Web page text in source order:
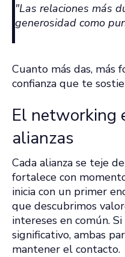
"Las relaciones más
generosidad como
Cuanto más das, más
confianza que te
El networking
alianzas
Cada alianza se teje
fortalece con
inicia con un primer
que descubrimos
intereses en común.
significativo, ambas
mantener el contacto.